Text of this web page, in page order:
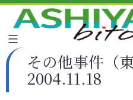
その他事件（
2004.11.18